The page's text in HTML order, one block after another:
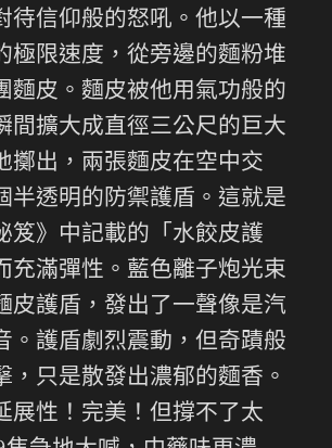
待信仰般的怒吼。他以一種
極限速度，從旁邊的麵粉堆
麵皮。麵皮被他用氣功般的
間擴大成直徑三公尺的巨大
擲出，兩張麵皮在空中交
半透明的防禦護盾。這就是
笈》中記載的「水餃皮護
充滿彈性。藍色離子炮光束
皮護盾，發出了一聲像是汽
。護盾劇烈震動，但奇蹟般
，只是散發出濃郁的麵香。
展性！完美！但撐不了太